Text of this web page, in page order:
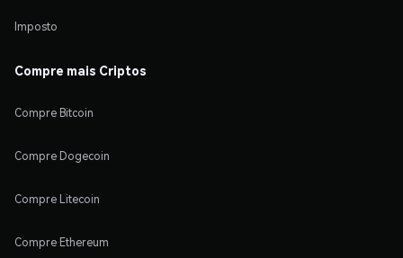
Imposto
Compre mais Criptos
Compre Bitcoin
Compre Dogecoin
Compre Litecoin
Compre Ethereum